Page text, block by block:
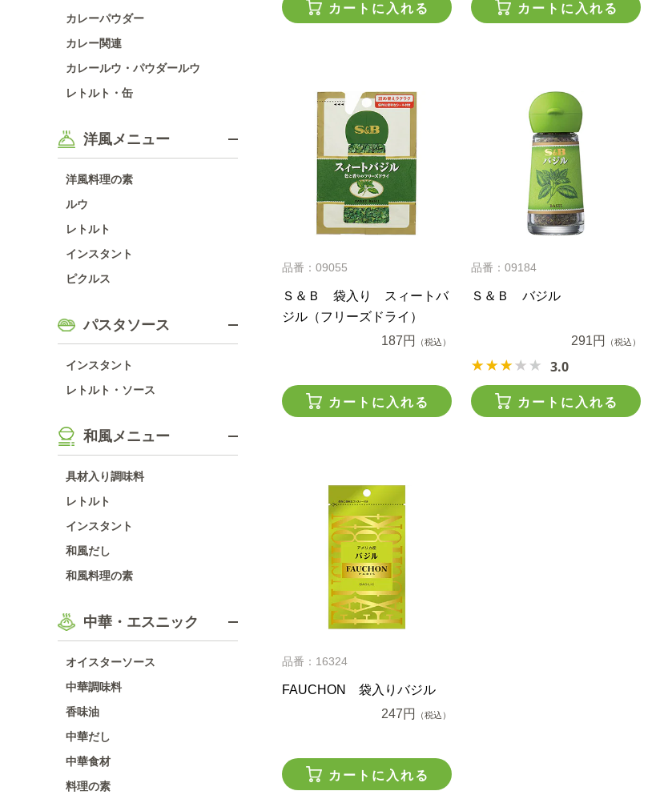
カレーパウダー
カレー関連
カレールウ・パウダールウ
レトルト・缶
洋風メニュー
洋風料理の素
ルウ
レトルト
インスタント
ピクルス
パスタソース
インスタント
レトルト・ソース
和風メニュー
具材入り調味料
レトルト
インスタント
和風だし
和風料理の素
中華・エスニック
オイスターソース
中華調味料
香味油
中華だし
中華食材
料理の素
カートに入れる カートに入れる
品番：09055
Ｓ＆Ｂ 袋入り スィートバ
ジル（フリーズドライ）
187円
（税込）
カートに入れる
品番：09184
Ｓ＆Ｂ バジル
291円 （税込）
3.0
カートに入れる
品番：16324
FAUCHON 袋入りバジル
247円
（税込）
カートに入れる